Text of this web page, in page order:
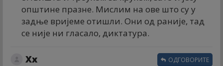
општине празне. Мислим на ове што су у
задње вријеме отишли. Они од раније, тад
се није ни гласало, диктатура.
Xx ОДГОВОРИТЕ